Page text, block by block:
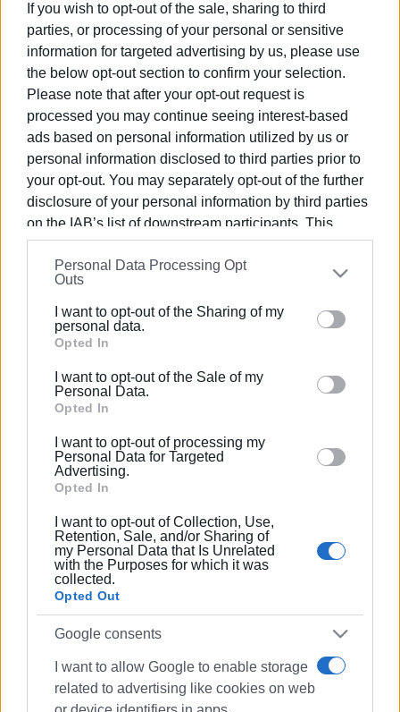
If you wish to opt-out of the sale, sharing to third
parties, or processing of your personal or sensitive
information for targeted advertising by us, please use
the below opt-out section to confirm your selection.
Please note that after your opt-out request is
processed you may continue seeing interest-based
ads based on personal information utilized by us or
personal information disclosed to third parties prior to
your opt-out. You may separately opt-out of the further
disclosure of your personal information by third parties
on the IAB’s list of downstream participants. This
information may also be disclosed by us to third parties
on theIAB’s List of Downstream Participants
that may
further disclose it to other third parties.
Please note that this website/app uses one or more
Google services and may gather and store information
behaviour. You may click to grant or deny consent to
Google and its third-party tags to use your data for
section.
Personal Data Processing Opt
Outs
I want to opt-out of the Sharing of my
personal data.
Opted In
I want to opt-out of the Sale of my
Personal Data.
Opted In
I want to opt-out of processing my
Personal Data for Targeted
Advertising.
Opted In
I want to opt-out of Collection, Use,
Retention, Sale, and/or Sharing of
my Personal Data that Is Unrelated
with the Purposes for which it was
collected.
Opted Out
Google consents
I want to allow Google to enable storage
related to advertising like cookies on web
την περιφερειακή συνεργασία στον τομέα της
ασφάλειας, δίνοντας ιδιαίτερη έμφαση στην
αντιμετώπιση της μαζικής και παράτυπης
μετανάστευσης, καθώς και στη δράση διακρατικών
εγκληματικών οργανώσεων.
Παράλληλα, επαναβεβαίωσαν τη δέσμευσή τους για τη
στήριξη της δημοκρατικής διακυβέρνησης στο δυτικό
ημισφαίριο, με ειδική αναφορά στη Βολιβία.
Στην οικονομική ατζέντα της συνάντησης βρέθηκαν
προοπτικές ενίσχυσης των αμερικανικών
επενδύσεων στον στρατηγικής σημασίας τομέα των
κρίσιμων ορυκτών της Χιλής, καθώς και οι τρόποι
περιορισμού της επιρροής ανταγωνιστικών
δυνάμεων στις κρίσιμες υποδομές.
την πρόσφατη προσχώρηση της Χιλής στη Διακήρυξη
Pax Silica, μια πρωτοβουλία που αποσκοπεί στην
ενίσχυση της ασφάλειας των αλυσίδων εφοδιασμού
της τεχνητής νοημοσύνης. Οι δύο υπουργοί
συμφώνησαν να εμβαθύνουν τη συνεργασία τους στο
πλαίσιο της συγκεκριμένης πρωτοβουλίας,
αναγνωρίζοντας τηστρατηγική σημασία της
ασφαλούς ανάπτυξης των τεχνολογιών AI.
Εμφανίσεις: 1538